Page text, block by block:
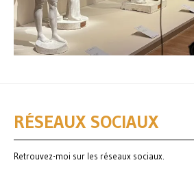
RÉSEAUX SOCIAUX
Retrouvez-moi sur les réseaux sociaux.